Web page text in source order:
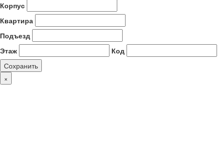
Корпус
Квартира
Подъезд
Этаж
Код
Сохранить
×